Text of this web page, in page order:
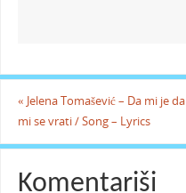
« Jelena Tomašević – Da mi je da
mi se vrati / Song – Lyrics
Komentariši